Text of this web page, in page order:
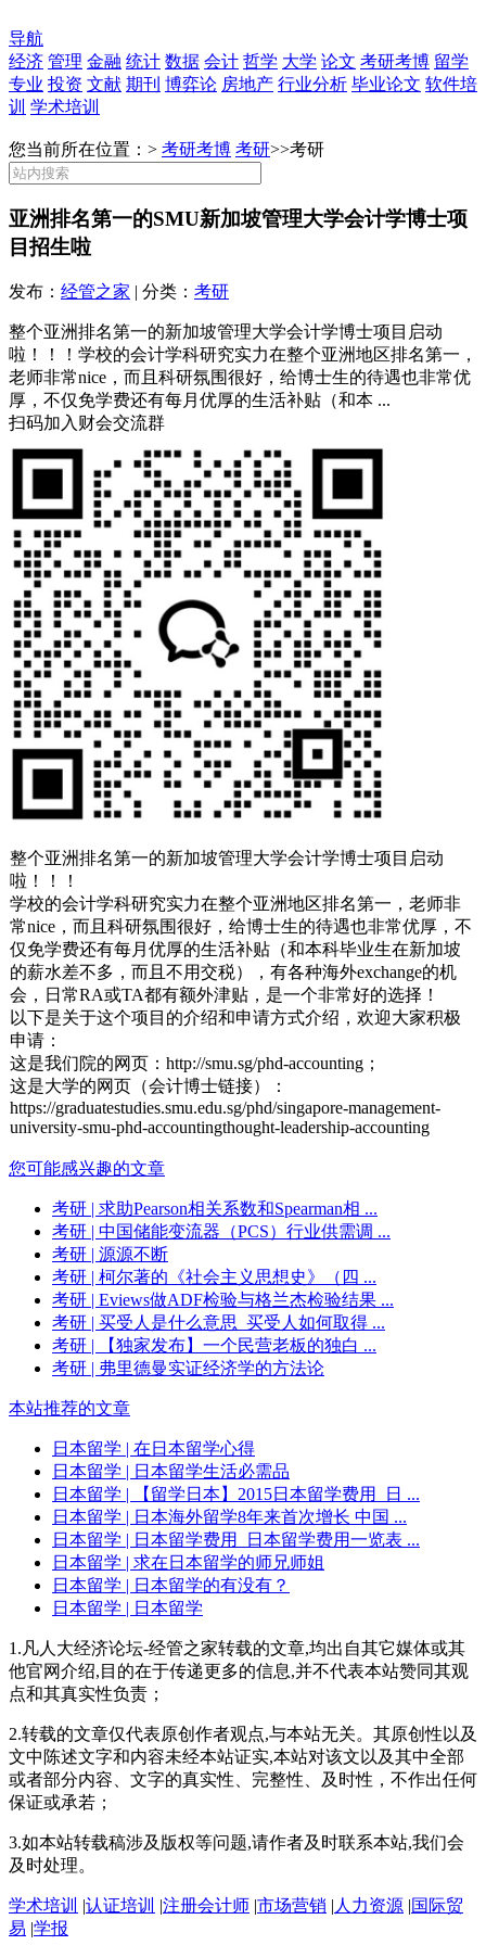
导航
经济 管理 金融 统计 数据 会计 哲学 大学 论文 考研考博 留学
专业 投资 文献 期刊 博弈论 房地产 行业分析 毕业论文 软件培
训 学术培训
您当前所在位置：> 考研考博 考研>>考研
亚洲排名第一的SMU新加坡管理大学会计学博士项
目招生啦
发布： 经管之家 | 分类： 考研
整个亚洲排名第一的新加坡管理大学会计学博士项目启动
啦！！！学校的会计学科研究实力在整个亚洲地区排名第一，
老师非常nice，而且科研氛围很好，给博士生的待遇也非常优
厚，不仅免学费还有每月优厚的生活补贴（和本 ...
扫码加入财会交流群
整个亚洲排名第一的新加坡管理大学会计学博士项目启动
啦！！！
学校的会计学科研究实力在整个亚洲地区排名第一，老师非
常nice，而且科研氛围很好，给博士生的待遇也非常优厚，不
仅免学费还有每月优厚的生活补贴（和本科毕业生在新加坡
的薪水差不多，而且不用交税），有各种海外exchange的机
会，日常RA或TA都有额外津贴，是一个非常好的选择！
以下是关于这个项目的介绍和申请方式介绍，欢迎大家积极
申请：
这是我们院的网页：http://smu.sg/phd-accounting；
这是大学的网页（会计博士链接）：
https://graduatestudies.smu.edu.sg/phd/singapore-management-
university-smu-phd-accountingthought-leadership-accounting
您可能感兴趣的文章
考研 | 求助Pearson相关系数和Spearman相 ...
考研 | 中国储能变流器（PCS）行业供需调 ...
考研 | 源源不断
考研 | 柯尔著的《社会主义思想史》（四 ...
考研 | Eviews做ADF检验与格兰杰检验结果 ...
考研 | 买受人是什么意思_买受人如何取得 ...
考研 | 【独家发布】一个民营老板的独白 ...
考研 | 弗里德曼实证经济学的方法论
本站推荐的文章
日本留学 | 在日本留学心得
日本留学 | 日本留学生活必需品
日本留学 | 【留学日本】2015日本留学费用_日 ...
日本留学 | 日本海外留学8年来首次增长 中国 ...
日本留学 | 日本留学费用_日本留学费用一览表 ...
日本留学 | 求在日本留学的师兄师姐
日本留学 | 日本留学的有没有？
日本留学 | 日本留学
1.凡人大经济论坛-经管之家转载的文章,均出自其它媒体或其
他官网介绍,目的在于传递更多的信息,并不代表本站赞同其观
点和其真实性负责；
2.转载的文章仅代表原创作者观点,与本站无关。其原创性以及
文中陈述文字和内容未经本站证实,本站对该文以及其中全部
或者部分内容、文字的真实性、完整性、及时性，不作出任何
保证或承若；
3.如本站转载稿涉及版权等问题,请作者及时联系本站,我们会
及时处理。
学术培训 |认证培训 |注册会计师 |市场营销 | 人力资源 |国际贸
易 |学报